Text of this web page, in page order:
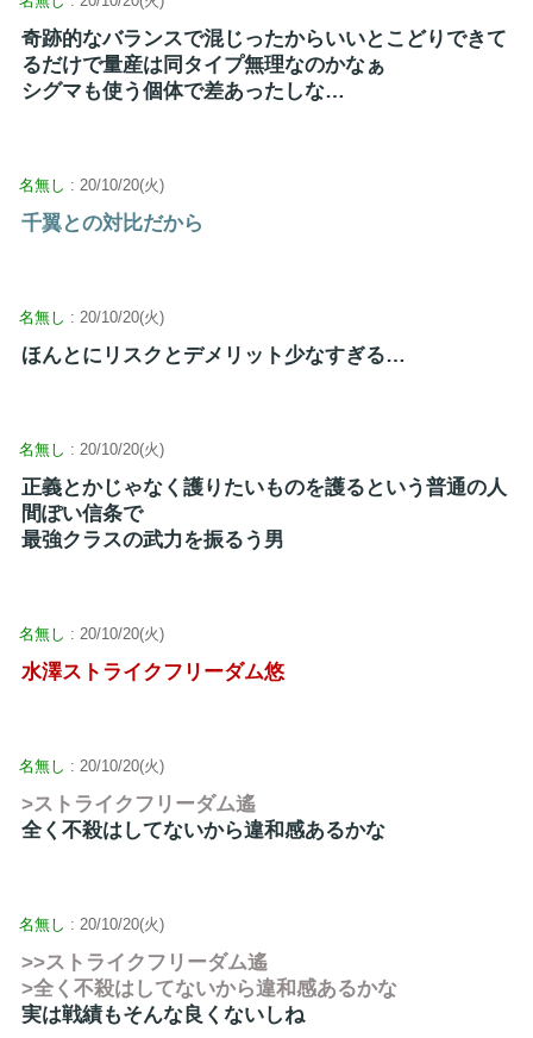
奇跡的なバランスで混じったからいいとこどりできて
るだけで量産は同タイプ無理なのかなぁ
シグマも使う個体で差あったしな…
名無し : 20/10/20(火)
千翼との対比だから
名無し : 20/10/20(火)
ほんとにリスクとデメリット少なすぎる…
名無し : 20/10/20(火)
正義とかじゃなく護りたいものを護るという普通の人
間ぽい信条で
最強クラスの武力を振るう男
名無し : 20/10/20(火)
水澤ストライクフリーダム悠
名無し : 20/10/20(火)
>ストライクフリーダム遙
全く不殺はしてないから違和感あるかな
名無し : 20/10/20(火)
>>ストライクフリーダム遙
>全く不殺はしてないから違和感あるかな
実は戦績もそんな良くないしね